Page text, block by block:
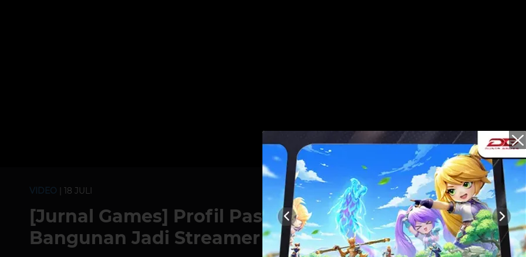
VIDEO | 18 JULI
[Jurnal Games] Profil Pascol Kintil, Dari Kuli
Bangunan Jadi Streamer Terkenal
Video